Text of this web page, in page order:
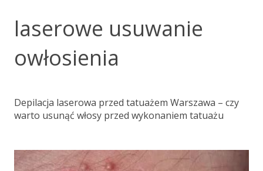
laserowe usuwanie
owłosienia
Depilacja laserowa przed tatuażem Warszawa – czy
warto usunąć włosy przed wykonaniem tatuażu